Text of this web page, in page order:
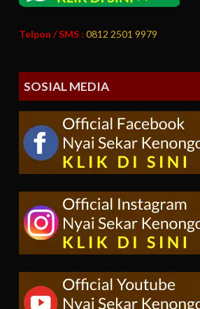
Telpon / SMS : 0812 2501 9979
SOSIAL MEDIA